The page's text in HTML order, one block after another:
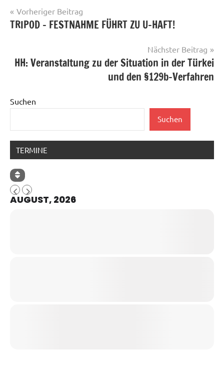
Beitragsnavigation
Vorheriger Beitrag
TRIPOD – FESTNAHME FÜHRT ZU U-HAFT!
Nächster Beitrag
HH: Veranstaltung zu der Situation in der Türkei
und den §129b-Verfahren
Suchen
Suchen
TERMINE
AUGUST, 2026